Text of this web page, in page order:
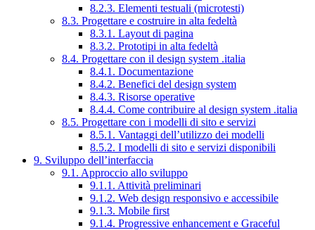
8.2.3. Elementi testuali (microtesti)
8.3. Progettare e costruire in alta fedeltà
8.3.1. Layout di pagina
8.3.2. Prototipi in alta fedeltà
8.4. Progettare con il design system .italia
8.4.1. Documentazione
8.4.2. Benefici del design system
8.4.3. Risorse operative
8.4.4. Come contribuire al design system .italia
8.5. Progettare con i modelli di sito e servizi
8.5.1. Vantaggi dell’utilizzo dei modelli
8.5.2. I modelli di sito e servizi disponibili
9. Sviluppo dell’interfaccia
9.1. Approccio allo sviluppo
9.1.1. Attività preliminari
9.1.2. Web design responsivo e accessibile
9.1.3. Mobile first
9.1.4. Progressive enhancement e Graceful